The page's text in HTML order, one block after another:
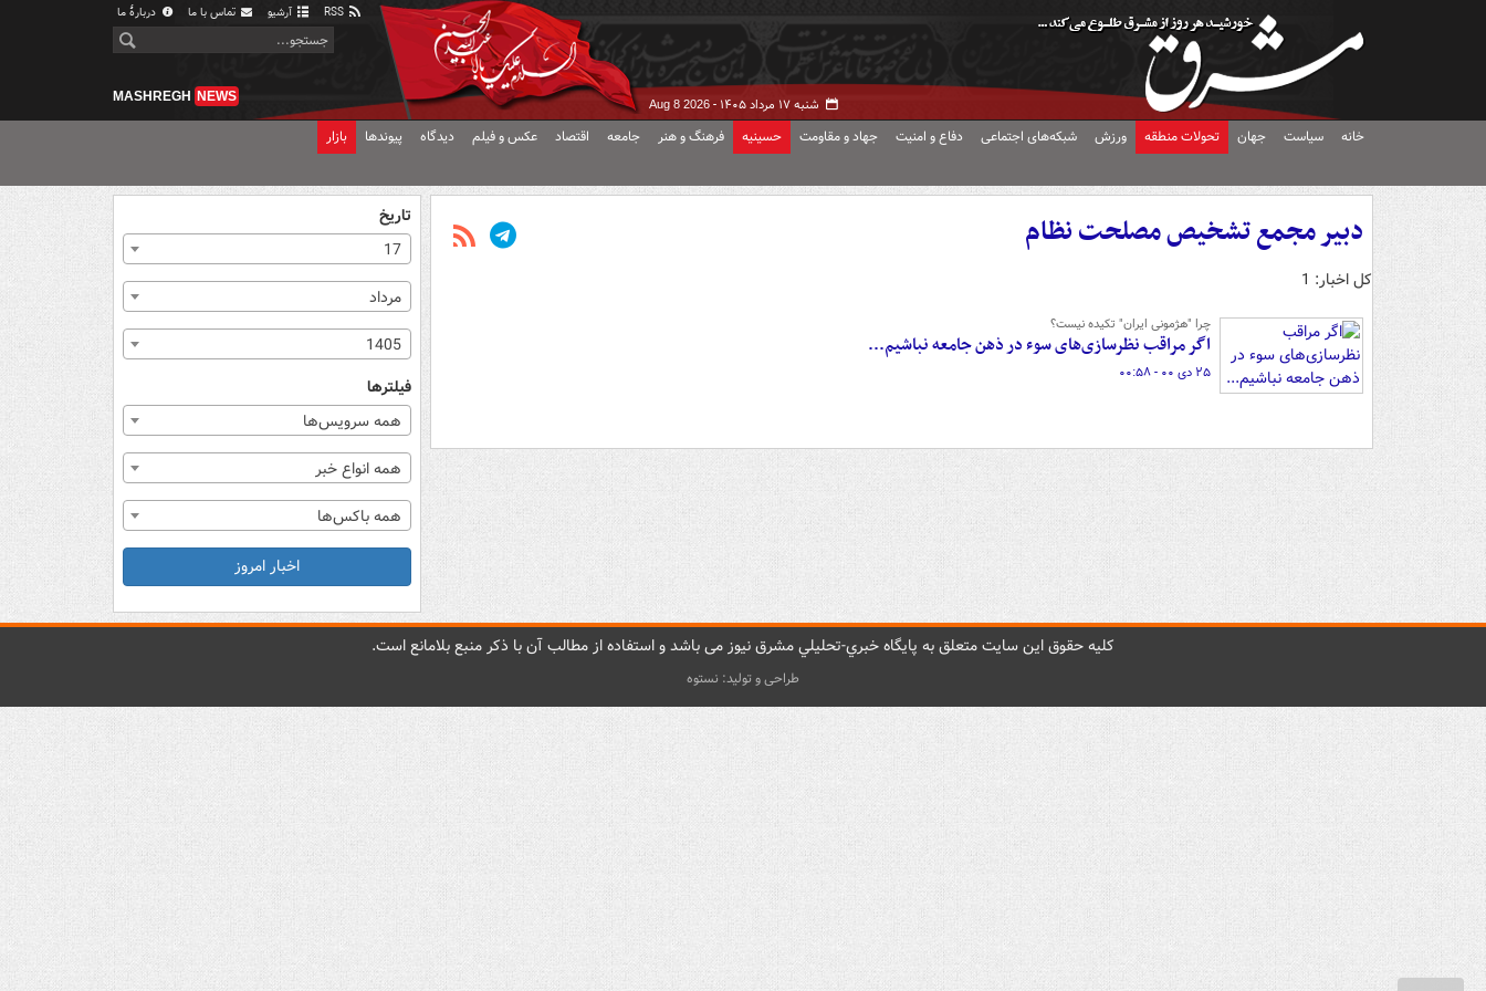
آرشیو تماس با ما دربارهٔ ما
شنبه ۱۷ مرداد ۱۴۰۵ - Aug 8 2026
MASHREGH NEWS
خانه سیاست جهان تحولات منطقه ورزش شبکه‌های اجتماعی دفاع و امنیت جهاد و مقاومت حسینیه فرهنگ و هنر جامعه اقتصاد عکس و فیلم دیدگاه پیوندها بازار
دبیر مجمع تشخیص مصلحت نظام
کل اخبار: 1
چرا "هژمونی ایران" تکیده نیست؟
اگر مراقب نظرسازی‌های سوء در ذهن جامعه نباشیم...
۲۵ دی ۰۰ - ۰۰:۵۸
تاریخ
17
مرداد
1405
فیلترها
همه سرویس‌ها
همه انواع خبر
همه باکس‌ها
اخبار امروز
کليه حقوق اين سايت متعلق به پایگاه خبري-تحليلي مشرق نيوز می باشد و استفاده از مطالب آن با ذکر منبع بلامانع است.
طراحی و تولید: نستوه